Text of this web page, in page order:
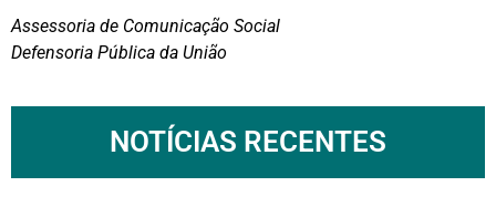
Assessoria de Comunicação Social
Defensoria Pública da União
NOTÍCIAS RECENTES